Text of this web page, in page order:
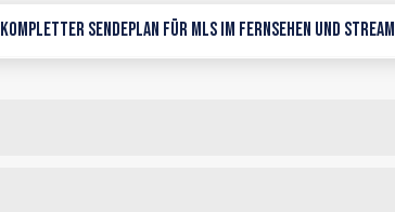
Kompletter Sendeplan für MLS im Fernsehen und Stream